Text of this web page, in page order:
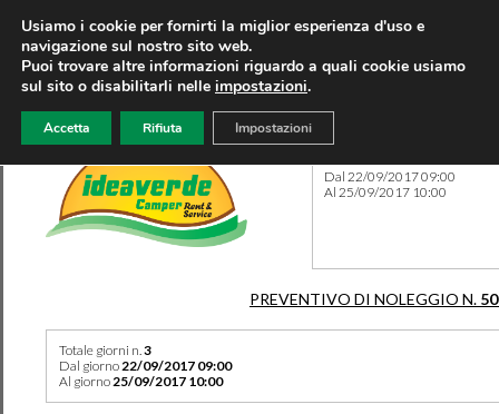
Dal 22/09/2017 09:00
Al 25/09/2017 10:00
PREVENTIVO DI NOLEGGIO N.
Totale giorni n.3
Dal giorno22/09/2017 09:00
Al giorno25/09/2017 10:00
Usiamo i cookie per fornirti la miglior esperienza d'uso e
navigazione sul nostro sito web.
Puoi trovare altre informazioni riguardo a quali cookie usiamo
sul sito o disabilitarli nelle impostazioni.
Accetta Rifiuta Impostazioni